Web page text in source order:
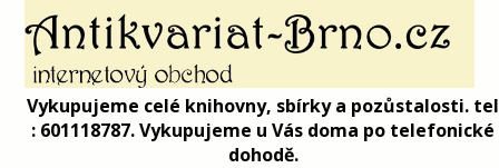
Vykupujeme celé knihovny, sbírky a pozůstalosti. tel
: 601118787. Vykupujeme u Vás doma po telefonické
dohodě.